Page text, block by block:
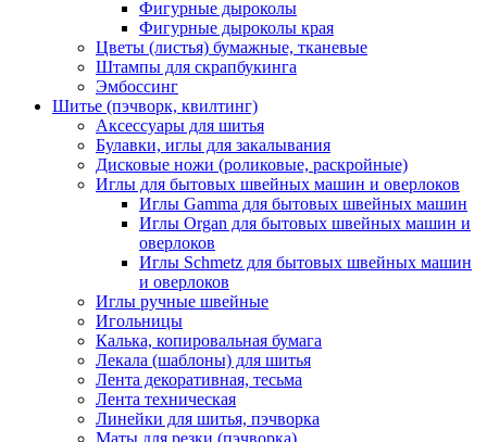
Фигурные дыроколы
Фигурные дыроколы края
Цветы (листья) бумажные, тканевые
Штампы для скрапбукинга
Эмбоссинг
Шитье (пэчворк, квилтинг)
Аксессуары для шитья
Булавки, иглы для закалывания
Дисковые ножи (роликовые, раскройные)
Иглы для бытовых швейных машин и оверлоков
Иглы Gamma для бытовых швейных машин
Иглы Organ для бытовых швейных машин и
оверлоков
Иглы Schmetz для бытовых швейных машин
и оверлоков
Иглы ручные швейные
Игольницы
Калька, копировальная бумага
Лекала (шаблоны) для шитья
Лента декоративная, тесьма
Лента техническая
Линейки для шитья, пэчворка
Маты для резки (пэчворка)